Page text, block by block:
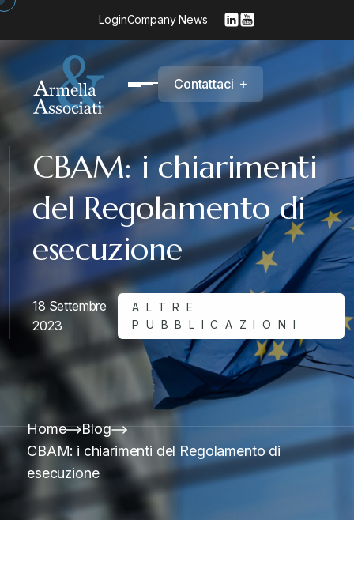
LoginCompany News
Contattaci +
CBAM: i chiarimenti
del Regolamento di
esecuzione
18 Settembre
2023
ALTRE
PUBBLICAZIONI
Home
Blog
CBAM: i chiarimenti del Regolamento di
esecuzione